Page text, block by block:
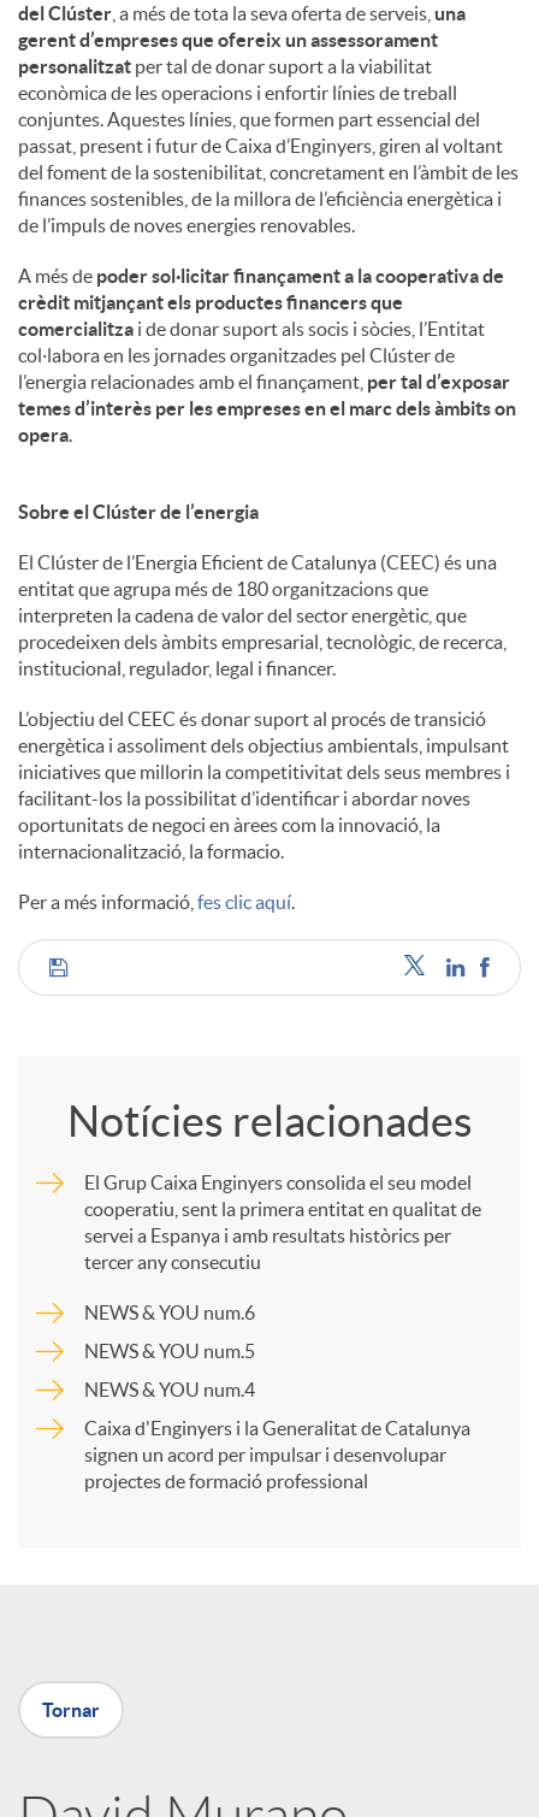
del Clúster , a més de tota la seva oferta de serveis, una
gerent d’empreses que ofereix un assessorament
personalitzat per tal de donar suport a la viabilitat
econòmica de les operacions i enfortir línies de treball
conjuntes. Aquestes línies, que formen part essencial del
passat, present i futur de Caixa d’Enginyers, giren al voltant
del foment de la sostenibilitat, concretament en l’àmbit de les
finances sostenibles, de la millora de l’eficiència energètica i
de l’impuls de noves energies renovables.
A més de poder sol·licitar finançament a la cooperativa de
crèdit mitjançant els productes financers que
comercialitza i de donar suport als socis i sòcies, l’Entitat
col·labora en les jornades organitzades pel Clúster de
l’energia relacionades amb el finançament, per tal d’exposar
temes d’interès per les empreses en el marc dels àmbits on
opera.
Sobre el Clúster de l’energia
El Clúster de l’Energia Eficient de Catalunya (CEEC) és una
entitat que agrupa més de 180 organitzacions que
interpreten la cadena de valor del sector energètic, que
procedeixen dels àmbits empresarial, tecnològic, de recerca,
institucional, regulador, legal i financer.
L’objectiu del CEEC és donar suport al procés de transició
energètica i assoliment dels objectius ambientals, impulsant
iniciatives que millorin la competitivitat dels seus membres i
facilitant-los la possibilitat d’identificar i abordar noves
oportunitats de negoci en àrees com la innovació, la
internacionalització, la formacio.
Per a més informació, fes clic aquí.
C
a
r
a
Notícies relacionades
El Grup Caixa Enginyers consolida el seu model
cooperatiu, sent la primera entitat en qualitat de
servei a Espanya i amb resultats històrics per
tercer any consecutiu
NEWS & YOU num.6
NEWS & YOU num.5
NEWS & YOU num.4
Caixa d'Enginyers i la Generalitat de Catalunya
signen un acord per impulsar i desenvolupar
projectes de formació professional
Tornar